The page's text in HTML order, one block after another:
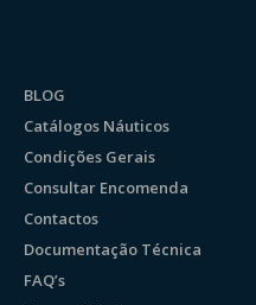
BLOG
Catálogos Náuticos
Condições Gerais
Consultar Encomenda
Contactos
Documentação Técnica
FAQ’s